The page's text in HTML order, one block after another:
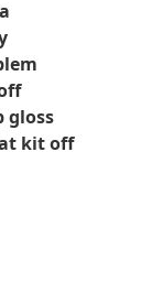
gloss
kit off